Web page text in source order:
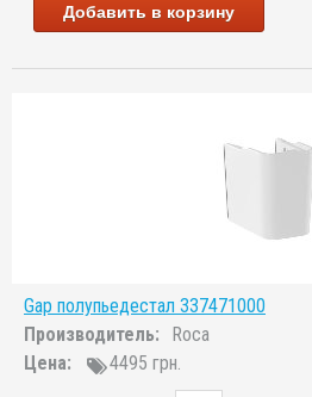
Добавить в корзину
Gap полупьедестал 337471000
Производитель:
Roca
Цена:
4495 грн.